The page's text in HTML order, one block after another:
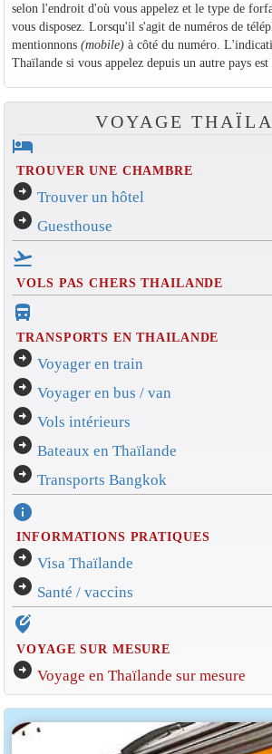
selon l'endroit d'où vous appelez et le type de
vous disposez. Lorsqu'il s'agit de numéros de
mentionnons (mobile)à côté du numéro.
Thaïlande si vous appelez depuis un autre pays est
VOYAGE
hotel
TROUVER UNE CHAMBRE
arrow_circle_right Trouver un hôtel
arrow_circle_right Guesthouse
flight_takeoff
VOLS PAS CHERS THAILANDE
directions_bus_filled
TRANSPORTS EN THAILANDE
arrow_circle_right Voyager en train
arrow_circle_right Voyager en bus / van
arrow_circle_right Vols intérieurs
arrow_circle_right Bateaux en Thaïlande
arrow_circle_right Transports Bangkok
info
INFORMATIONS PRATIQUES
arrow_circle_right Visa Thaïlande
arrow_circle_right Santé / vaccins
edit_location_alt
VOYAGE SUR MESURE
arrow_circle_right Voyage en Thaïlande sur mesure